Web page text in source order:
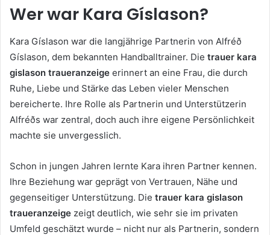
Wer war Kara Gíslason?
Kara Gíslason war die langjährige Partnerin von Alf­réð
Gíslason, dem bekannten Handballtrainer. Die trauer kara
gislason traueranzeige erinnert an eine Frau, die durch
Ruhe, Liebe und Stärke das Leben vieler Menschen
bereicherte. Ihre Rolle als Partnerin und Unterstützerin
Alf­réðs war zentral, doch auch ihre eigene Persönlichkeit
machte sie unvergesslich.
Schon in jungen Jahren lernte Kara ihren Partner kennen.
Ihre Beziehung war geprägt von Vertrauen, Nähe und
gegenseitiger Unterstützung. Die trauer kara gislason
traueranzeige zeigt deutlich, wie sehr sie im privaten
Umfeld geschätzt wurde – nicht nur als Partnerin, sondern